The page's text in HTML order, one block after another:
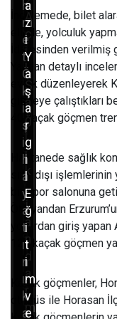
İncelemede, bilet
elinde, yolculuk
İdaresinden
Yapılan detaylı
evrak düzenleyerek
gitmeye çalıştıkları
40 kaçak göçmen
Hastanede sağlık
sınır dışı
bir spor salonuna
Öte yandan
yollardan giriş
121 kaçak göçmen
Kaçak göçmenler,
otobüs ile Horasan
m
ç
a
l
ı
ş
m
a
s
ı
y
a
p
a
n
i
ş
ç
A
c
i
l
S
a
ğ
l
ı
k
,
j
a
n
d
a
r
m
h
m
e
t
Ö
k
i
ş
i
h
a
y
a
t
ı
n
ı
k
a
a
z
i
Y
a
ş
a
r
g
i
l
E
ğ
i
t
i
m
v
e